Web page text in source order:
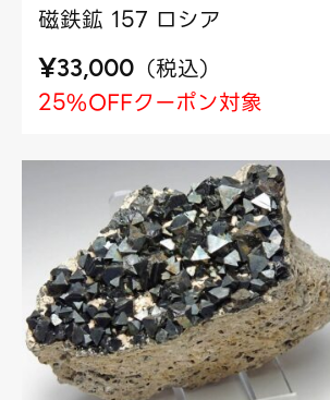
磁鉄鉱 157 ロシア
¥33,000 （税込）
25%OFFクーポン対象